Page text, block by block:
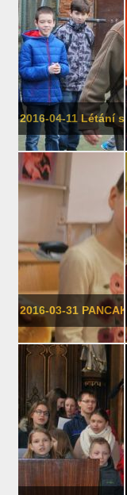
2016-04-11 Létání
2016-03-31